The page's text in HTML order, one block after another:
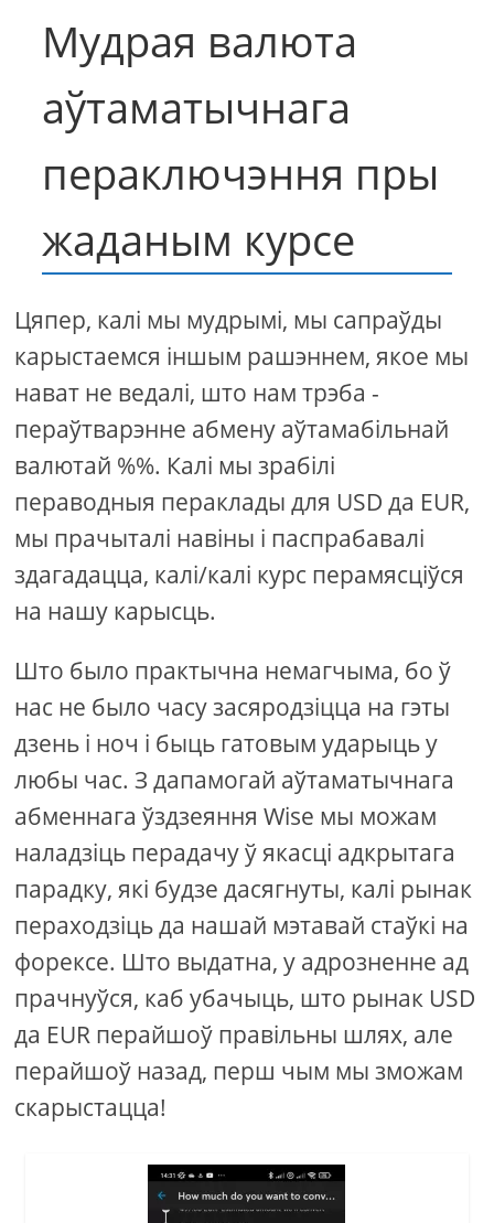
Мудрая валюта
аўтаматычнага
пераключэння пры
жаданым курсе
Цяпер, калі мы мудрымі, мы сапраўды
карыстаемся іншым рашэннем, якое мы
нават не ведалі, што нам трэба -
пераўтварэнне абмену аўтамабільнай
валютай %%. Калі мы зрабілі
пераводныя пераклады для USD да EUR,
мы прачыталі навіны і паспрабавалі
здагадацца, калі/калі курс перамясціўся
на нашу карысць.
Што было практычна немагчыма, бо ў
нас не было часу засяродзіцца на гэты
дзень і ноч і быць гатовым ударыць у
любы час. З дапамогай аўтаматычнага
абменнага ўздзеяння Wise мы можам
наладзіць перадачу ў якасці адкрытага
парадку, які будзе дасягнуты, калі рынак
пераходзіць да нашай мэтавай стаўкі на
форексе. Што выдатна, у адрозненне ад
прачнуўся, каб убачыць, што рынак USD
да EUR перайшоў правільны шлях, але
перайшоў назад, перш чым мы зможам
скарыстацца!